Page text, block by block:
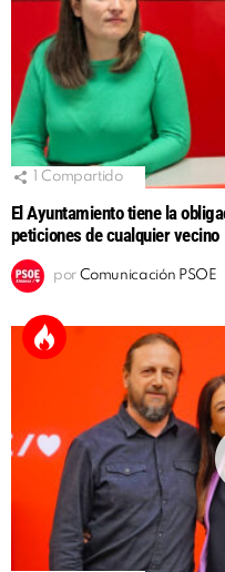
Compartido
El Ayuntamiento tiene la
peticiones de cualquier vecino
por Comunicación PSOE